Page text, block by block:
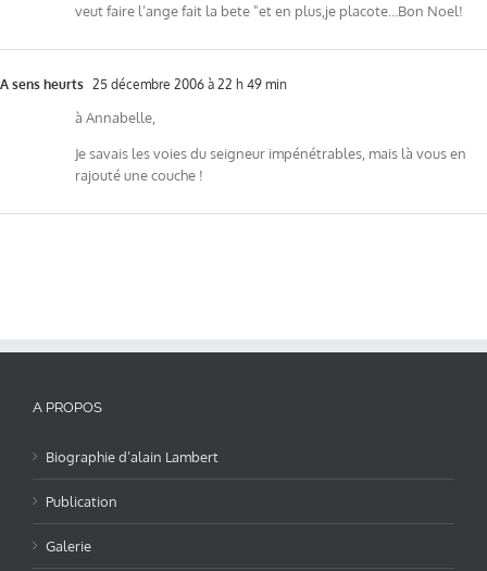
veut faire l’ange fait la bete "et en plus,je placote…Bon Noel!
A sens heurts 25 décembre 2006 à 22 h 49 min
à Annabelle,
Je savais les voies du seigneur impénétrables, mais là vous en
rajouté une couche !
A PROPOS
Biographie d’alain Lambert
Publication
Galerie